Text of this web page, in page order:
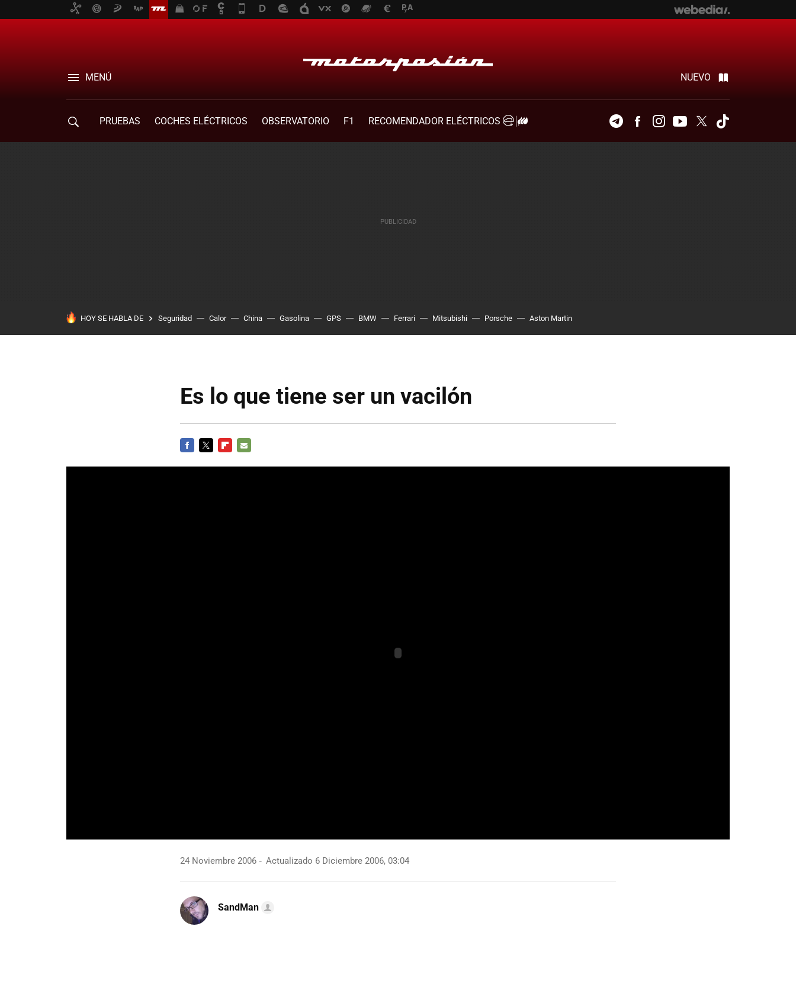
MENÚ NUEVO
PRUEBAS COCHES ELÉCTRICOS OBSERVATORIO F1
RECOMENDADOR ELÉCTRICOS
TelegramFacebookInstagramYoutubeTwitter
HOY SE HABLA DE Seguridad Calor China Gasolina GPS BMW Ferrari Mitsubishi Porsche Aston Martin
Es lo que tiene ser un vacilón
24 Noviembre 2006 Actualizado 6 Diciembre 2006, 03:04
SandMan